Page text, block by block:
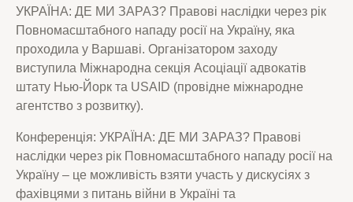
УКРАЇНА: ДЕ МИ ЗАРАЗ? Правові наслідки через рік
Повномасштабного нападу росії на Україну, яка
проходила у Варшаві. Організатором заходу
виступила Міжнародна секція Асоціації адвокатів
штату Нью-Йорк та USAID (провідне міжнародне
агентство з розвитку).
Конференція: УКРАЇНА: ДЕ МИ ЗАРАЗ? Правові
наслідки через рік Повномасштабного нападу росії на
Україну – це можливість взяти участь у дискусіях з
фахівцями з питань війни в Україні та